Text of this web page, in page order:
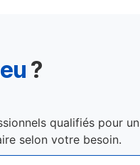
?
qualifiés pour un
selon votre besoin.